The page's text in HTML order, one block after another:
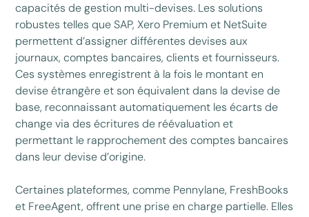
capacités de gestion multi-devises. Les solutions
robustes telles que SAP, Xero Premium et NetSuite
permettent d’assigner différentes devises aux
journaux, comptes bancaires, clients et fournisseurs.
Ces systèmes enregistrent à la fois le montant en
devise étrangère et son équivalent dans la devise de
base, reconnaissant automatiquement les écarts de
change via des écritures de réévaluation et
permettant le rapprochement des comptes bancaires
dans leur devise d’origine.
Certaines plateformes, comme Pennylane, FreshBooks
et FreeAgent, offrent une prise en charge partielle. Elles